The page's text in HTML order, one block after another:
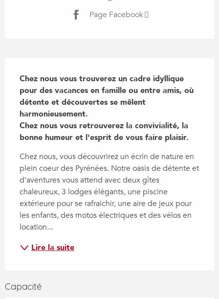
Page Facebook
Chez nous vous trouverez un cadre idyllique
pour des vacances en famille ou entre amis, où
détente et découvertes se mêlent
harmonieusement.
Chez nous vous retrouverez la convivialité, la
bonne humeur et l'esprit de vous faire plaisir.
Chez nous, vous découvrirez un écrin de nature en
plein coeur des Pyrénées. Notre oasis de détente et
d'aventures vous attend avec deux gîtes
chaleureux, 3 lodges élégants, une piscine
extérieure pour se rafraichir, une aire de jeux pour
les enfants, des motos électriques et des vélos en
location...
Lire la suite
Capacité